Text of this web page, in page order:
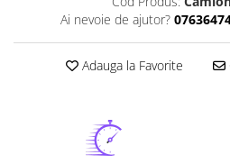
Ai nevoie de ajutor?
Adauga la Favorite